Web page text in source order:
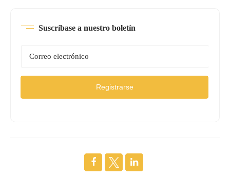
Suscríbase a nuestro boletín
Registrarse